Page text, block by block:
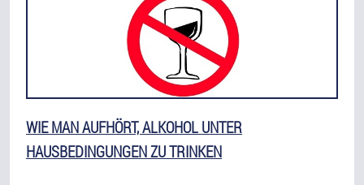
WIE MAN AUFHÖRT, ALKOHOL UNTER
HAUSBEDINGUNGEN ZU TRINKEN